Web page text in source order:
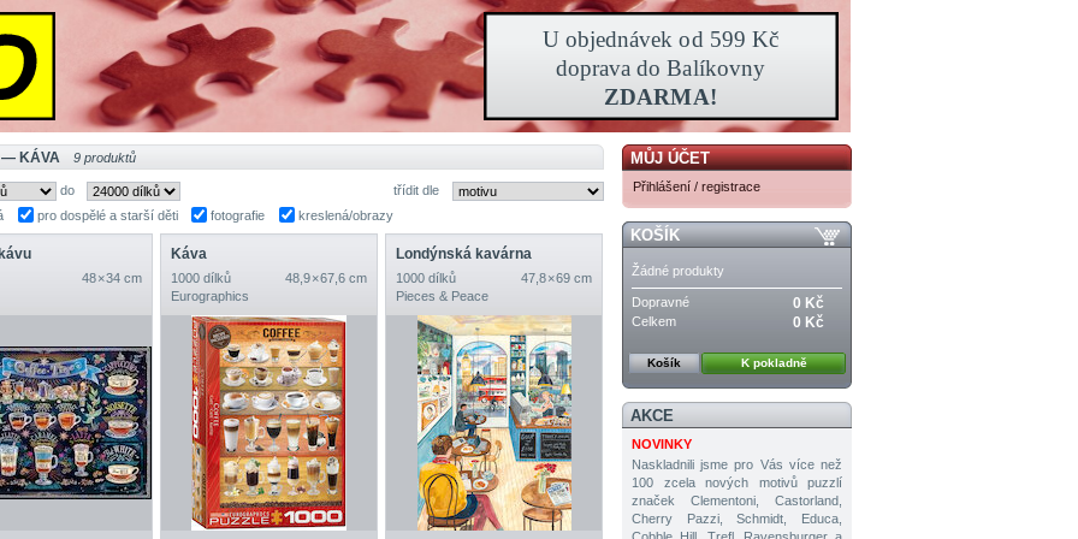
— KÁVA 9 produktů
do
třídit dle
pro dospělé a starší děti fotografie kreslená/obrazy
48 × 34 cm
Káva
1000 dílků
48,9 × 67,6 cm
Eurographics
Londýnská kavárna
1000 dílků
47,8 × 69 cm
Pieces & Peace
MŮJ ÚČET
Přihlášení / registrace
KOŠÍK
Žádné produkty
Dopravné 0 Kč
Celkem 0 Kč
Košík K pokladně
AKCE
NOVINKY
Naskladnili jsme pro Vás více než
100 zcela nových motivů puzzlí
značek Clementoni, Castorland,
Cherry Pazzi, Schmidt, Educa,